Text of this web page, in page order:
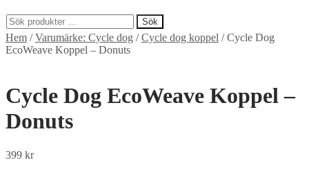
Sök
efter:
Sök
Hem /Varumärke: Cycle dog /Cycle dog koppel /Cycle Dog
EcoWeave Koppel – Donuts
Cycle Dog EcoWeave Koppel –
Donuts
399 kr